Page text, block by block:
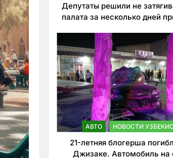
Депутаты решили не
палата за несколько дней
нарушителей ПДД
АВТО НОВОСТИ
21-летняя блогерша
Джизаке. Автомобиль на